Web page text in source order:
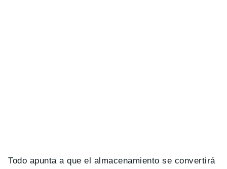
Todo apunta a que el almacenamiento se convertirá